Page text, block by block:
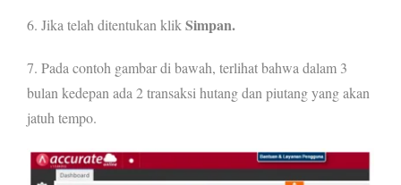
6. Jika telah ditentukan klikSimpan.
7. Pada contoh gambar di bawah, terlihat bahwa dalam 3
bulan kedepan ada 2 transaksi hutang dan piutang yang akan
jatuh tempo.